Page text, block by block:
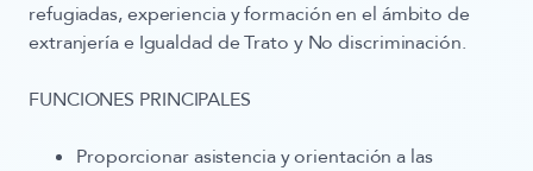
refugiadas, experiencia y formación en el ámbito de
extranjería e Igualdad de Trato y No discriminación.
FUNCIONES PRINCIPALES
Proporcionarasistencia y orientación a las